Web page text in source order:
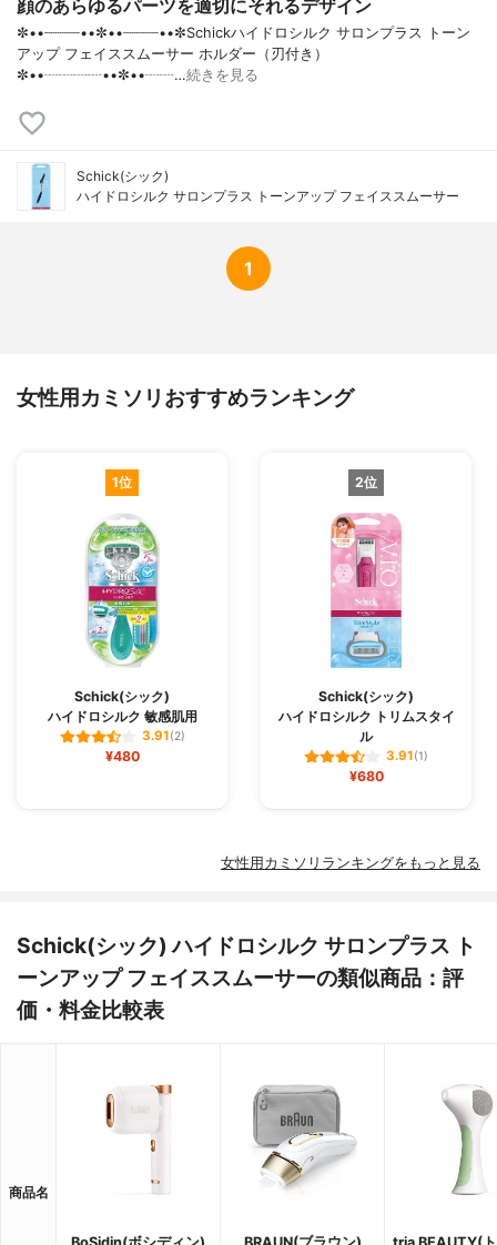
顔のあらゆるパーツを適切にそれるデザイン
✼••┈┈┈┈••✼••┈┈┈┈••✼Schickハイドロシルク サロンプラス トーン
アップ フェイススムーサー ホルダー（刃付き）
✼••┈┈┈┈••✼••┈┈…続きを見る
Schick(シック)
ハイドロシルク サロンプラス トーンアップ フェイススムーサー
1
女性用カミソリおすすめランキング
1位
Schick(シック)
ハイドロシルク 敏感肌用
3.91(2)
¥480
2位
Schick(シック)
ハイドロシルク トリムスタイ
ル
3.91(1)
¥680
女性用カミソリランキングをもっと見る
Schick(シック) ハイドロシルク サロンプラス ト
ーンアップ フェイススムーサーの類似商品：評
価・料金比較表
商品名